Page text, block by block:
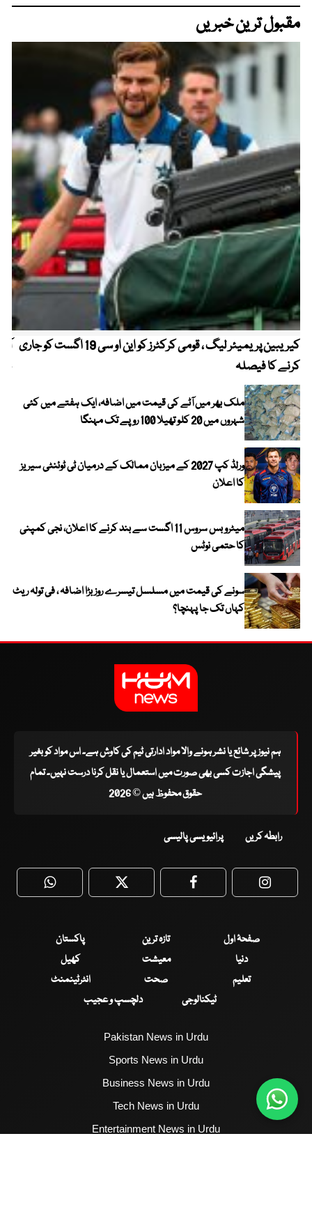
مقبول ترین خبریں
کیریبین پریمیئر لیگ ، قومی کرکٹرز کو این او سی 19 اگست کو جاری
کرنے کا فیصلہ
ملک بھر میں آٹے کی قیمت میں اضافہ، ایک ہفتے میں کئی
شہروں میں 20 کلو تھیلا 100 روپے تک مہنگا
ورلڈ کپ 2027 کے میزبان ممالک کے درمیان ٹی ٹوئنٹی سیریز
کا اعلان
میٹرو بس سروس 11 اگست سے بند کرنے کا اعلان، نجی کمپنی
کا حتمی نوٹس
سونے کی قیمت میں مسلسل تیسرے روز بڑا اضافہ ، فی تولہ ریٹ
کہاں تک جا پہنچا؟
ہم نیوز پر شائع یا نشر ہونے والا مواد ادارتی ٹیم کی کاوش ہے۔ اس مواد کو بغیر
پیشگی اجازت کسی بھی صورت میں استعمال یا نقل کرنا درست نہیں۔ تمام
حقوق محفوظ ہیں © 2026
رابطہ کریں پرائیویسی پالیسی
WhatsApp Twitter Facebook
صفحۂ اول تازہ ترین
پاکستان
دنیا
معیشت
کھیل
تعلیم
صحت
انٹرٹینمنٹ
ٹیکنالوجی
دلچسپ و عجیب
Pakistan News in Urdu
Sports News in Urdu
Business News in Urdu
Tech News in Urdu
Entertainment News in Urdu